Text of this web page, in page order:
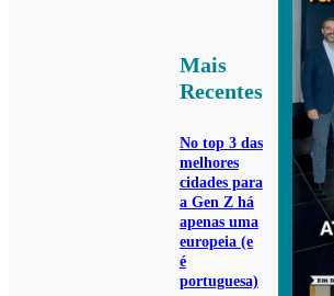
Mais
Recentes
No top 3 das
melhores
cidades para
a Gen Z há
apenas uma
europeia (e
é
portuguesa)